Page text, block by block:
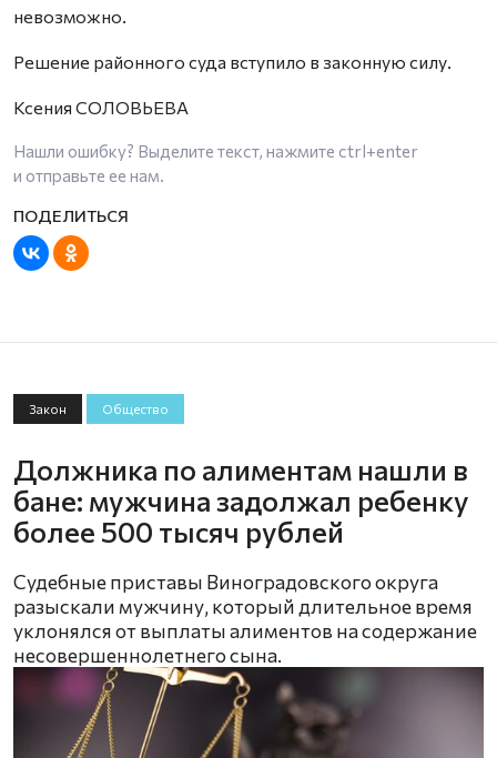
невозможно.
Решение районного суда вступило в законную силу.
Ксения СОЛОВЬЕВА
Нашли ошибку? Выделите текст, нажмите ctrl+enter
и отправьте ее нам.
Закон Общество
Должника по алиментам нашли в
бане: мужчина задолжал ребенку
более 500 тысяч рублей
Судебные приставы Виноградовского округа
разыскали мужчину, который длительное время
уклонялся от выплаты алиментов на содержание
несовершеннолетнего сына.